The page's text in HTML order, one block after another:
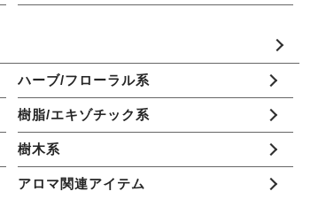
ハーブ/フローラル系
樹脂/エキゾチック系
樹木系
アロマ関連アイテム